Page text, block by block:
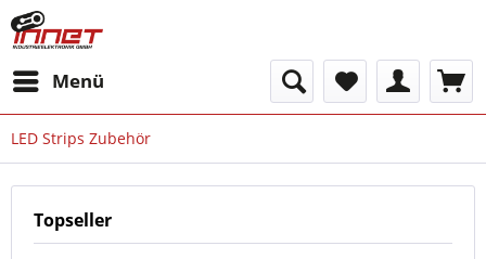
Menü
LED Strips Zubehör
Topseller